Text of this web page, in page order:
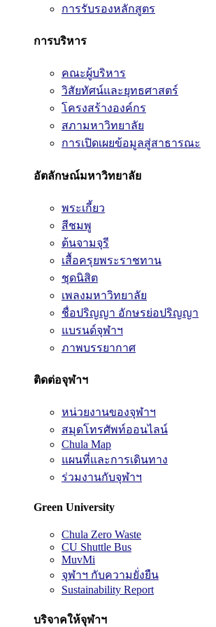
การรับรองหลักสูตร
การบริหาร
คณะผู้บริหาร
วิสัยทัศน์และยุทธศาสตร์
โครงสร้างองค์กร
สภามหาวิทยาลัย
การเปิดเผยข้อมูลสู่สาธารณะ
อัตลักษณ์มหาวิทยาลัย
พระเกี้ยว
สีชมพู
ต้นจามจุรี
เสื้อครุยพระราชทาน
ชุดนิสิต
เพลงมหาวิทยาลัย
ชื่อปริญญา อักษรย่อปริญญา
แบรนด์จุฬาฯ
ภาพบรรยากาศ
ติดต่อจุฬาฯ
หน่วยงานของจุฬาฯ
สมุดโทรศัพท์ออนไลน์
Chula Map
แผนที่และการเดินทาง
ร่วมงานกับจุฬาฯ
Green University
Chula Zero Waste
CU Shuttle Bus
MuvMi
จุฬาฯ กับความยั่งยืน
Sustainability Report
บริจาคให้จุฬาฯ